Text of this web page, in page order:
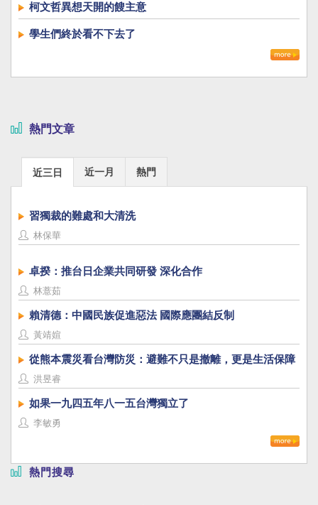
柯文哲異想天開的餿主意
學生們終於看不下去了
熱門文章
近三日 近一月 熱門
習獨裁的難處和大清洗
林保華
卓揆：推台日企業共同研發 深化合作
林薏茹
賴清德：中國民族促進惡法 國際應團結反制
黃靖媗
從熊本震災看台灣防災：避難不只是撤離，更是生活保障
洪昱睿
如果一九四五年八一五台灣獨立了
李敏勇
熱門搜尋